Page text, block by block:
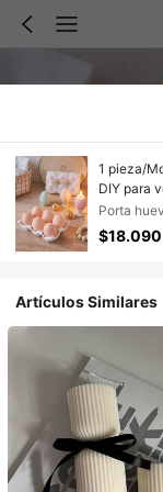
1 pieza/
DIY para
Pieza de
Molde de
para
Porta
$18.090
Artículos Similares